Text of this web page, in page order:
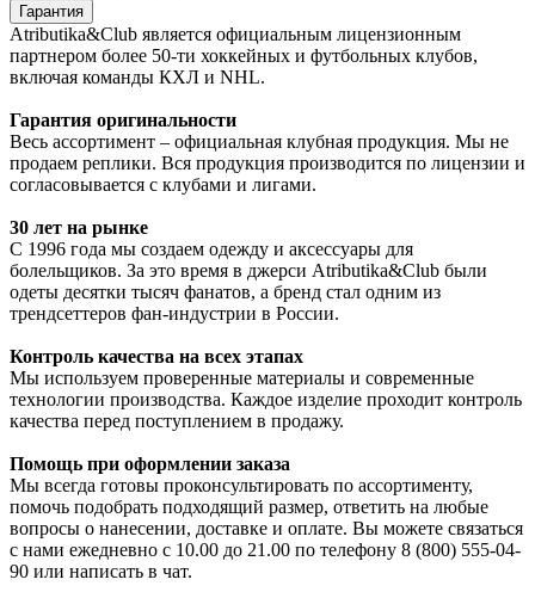
Гарантия
Atributika&Club является официальным лицензионным
партнером более 50-ти хоккейных и футбольных клубов,
включая команды КХЛ и NHL.
Гарантия оригинальности
Весь ассортимент – официальная клубная продукция. Мы не
продаем реплики. Вся продукция производится по лицензии и
согласовывается с клубами и лигами.
30 лет на рынке
С 1996 года мы создаем одежду и аксессуары для
болельщиков. За это время в джерси Atributika&Club были
одеты десятки тысяч фанатов, а бренд стал одним из
трендсеттеров фан-индустрии в России.
Контроль качества на всех этапах
Мы используем проверенные материалы и современные
технологии производства. Каждое изделие проходит контроль
качества перед поступлением в продажу.
Помощь при оформлении заказа
Мы всегда готовы проконсультировать по ассортименту,
помочь подобрать подходящий размер, ответить на любые
вопросы о нанесении, доставке и оплате. Вы можете связаться
с нами ежедневно с 10.00 до 21.00 по телефону 8 (800) 555-04-
90 или написать в чат.